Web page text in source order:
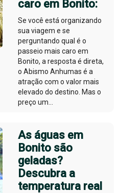
caro em Bonito:
Se você está organizando
sua viagem e se
perguntando qual é o
passeio mais caro em
Bonito, a resposta é direta,
o Abismo Anhumas é a
atração com o valor mais
elevado do destino. Mas o
preço um...
As águas em
Bonito são
geladas?
Descubra a
temperatura real